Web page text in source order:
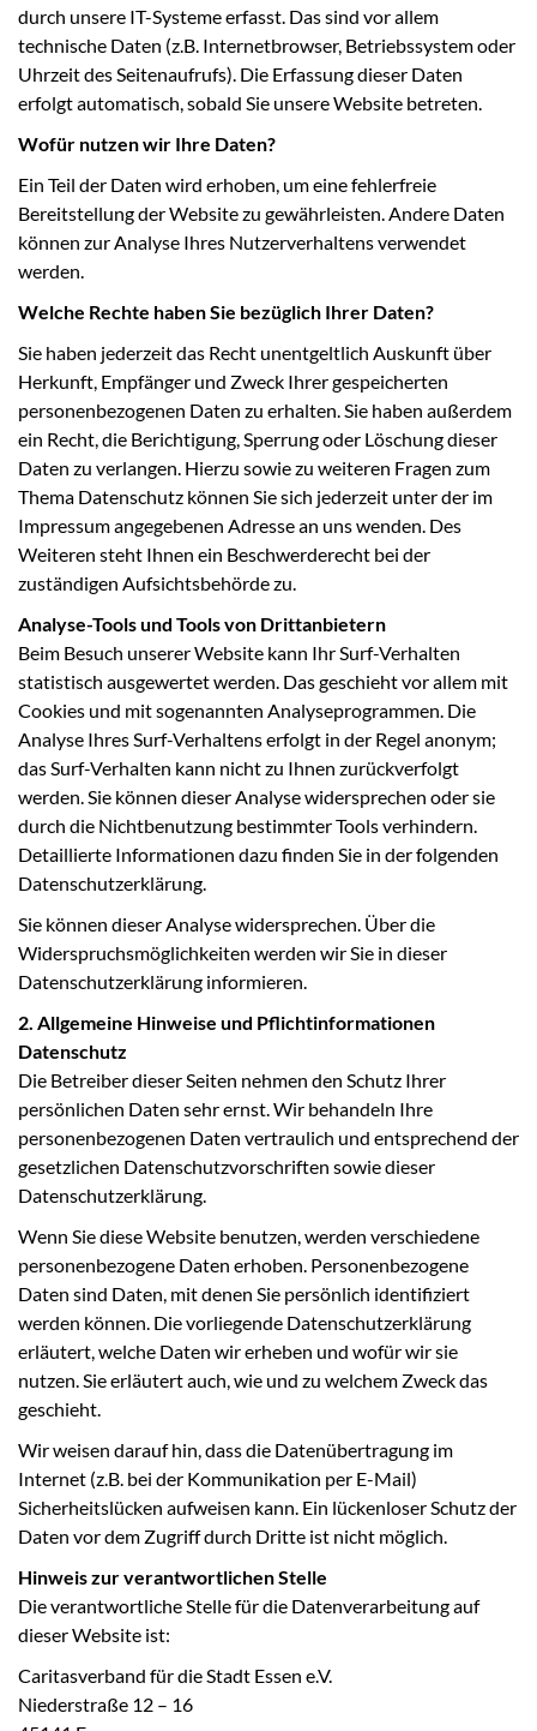
durch unsere IT-Systeme erfasst. Das sind vor allem
technische Daten (z.B. Internetbrowser, Betriebssystem oder
Uhrzeit des Seitenaufrufs). Die Erfassung dieser Daten
erfolgt automatisch, sobald Sie unsere Website betreten.
Wofür nutzen wir Ihre Daten?
Ein Teil der Daten wird erhoben, um eine fehlerfreie
Bereitstellung der Website zu gewährleisten. Andere Daten
können zur Analyse Ihres Nutzerverhaltens verwendet
werden.
Welche Rechte haben Sie bezüglich Ihrer Daten?
Sie haben jederzeit das Recht unentgeltlich Auskunft über
Herkunft, Empfänger und Zweck Ihrer gespeicherten
personenbezogenen Daten zu erhalten. Sie haben außerdem
ein Recht, die Berichtigung, Sperrung oder Löschung dieser
Daten zu verlangen. Hierzu sowie zu weiteren Fragen zum
Thema Datenschutz können Sie sich jederzeit unter der im
Impressum angegebenen Adresse an uns wenden. Des
Weiteren steht Ihnen ein Beschwerderecht bei der
zuständigen Aufsichtsbehörde zu.
Analyse-Tools und Tools von Drittanbietern
Beim Besuch unserer Website kann Ihr Surf-Verhalten
statistisch ausgewertet werden. Das geschieht vor allem mit
Cookies und mit sogenannten Analyseprogrammen. Die
Analyse Ihres Surf-Verhaltens erfolgt in der Regel anonym;
das Surf-Verhalten kann nicht zu Ihnen zurückverfolgt
werden. Sie können dieser Analyse widersprechen oder sie
durch die Nichtbenutzung bestimmter Tools verhindern.
Detaillierte Informationen dazu finden Sie in der folgenden
Datenschutzerklärung.
Sie können dieser Analyse widersprechen. Über die
Widerspruchsmöglichkeiten werden wir Sie in dieser
Datenschutzerklärung informieren.
2. Allgemeine Hinweise und Pflichtinformationen
Datenschutz
Die Betreiber dieser Seiten nehmen den Schutz Ihrer
persönlichen Daten sehr ernst. Wir behandeln Ihre
personenbezogenen Daten vertraulich und entsprechend der
gesetzlichen Datenschutzvorschriften sowie dieser
Datenschutzerklärung.
Wenn Sie diese Website benutzen, werden verschiedene
personenbezogene Daten erhoben. Personenbezogene
Daten sind Daten, mit denen Sie persönlich identifiziert
werden können. Die vorliegende Datenschutzerklärung
erläutert, welche Daten wir erheben und wofür wir sie
nutzen. Sie erläutert auch, wie und zu welchem Zweck das
geschieht.
Wir weisen darauf hin, dass die Datenübertragung im
Internet (z.B. bei der Kommunikation per E-Mail)
Sicherheitslücken aufweisen kann. Ein lückenloser Schutz der
Daten vor dem Zugriff durch Dritte ist nicht möglich.
Hinweis zur verantwortlichen Stelle
Die verantwortliche Stelle für die Datenverarbeitung auf
dieser Website ist:
Caritasverband für die Stadt Essen e.V.
Niederstraße 12 – 16